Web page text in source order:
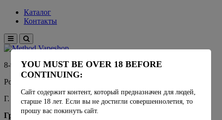
Каталог
Контакты
8-915-450-21-92
Розничный магазин Method Vapeshop
Г. Москва, улица Южнобутовская 36
График работы
YOU MUST BE OVER 18 BEFORE
CONTINUING:
Сайт содержит контент, который предназначен для людей,
старше 18 лет. Если вы не достигли совершеннолетия, то
прошу вас покинуть сайт.